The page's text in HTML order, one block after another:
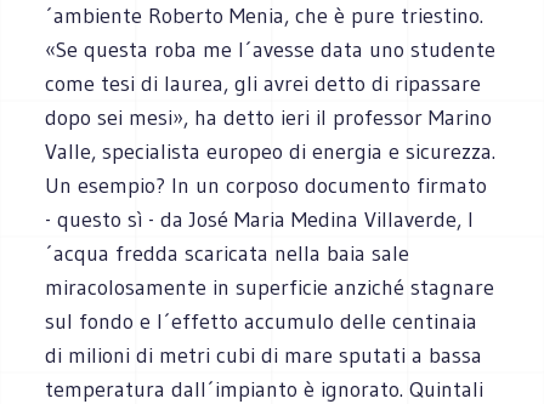
´ambiente Roberto Menia, che è pure triestino.
«Se questa roba me l´avesse data uno studente
come tesi di laurea, gli avrei detto di ripassare
dopo sei mesi», ha detto ieri il professor Marino
Valle, specialista europeo di energia e sicurezza.
Un esempio? In un corposo documento firmato
- questo sì - da José Maria Medina Villaverde, l
´acqua fredda scaricata nella baia sale
miracolosamente in superficie anziché stagnare
sul fondo e l´effetto accumulo delle centinaia
di milioni di metri cubi di mare sputati a bassa
temperatura dall´impianto è ignorato. Quintali